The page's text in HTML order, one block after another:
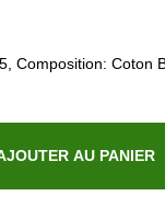
Composition: Coton
AU PANIER